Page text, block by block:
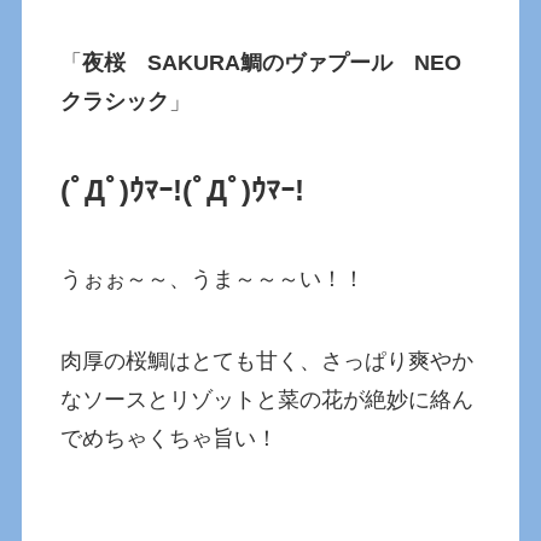
「夜桜 SAKURA鯛のヴァプール NEO
クラシック 」
(ﾟДﾟ)ｳﾏｰ!(ﾟДﾟ)ｳﾏｰ!
うぉぉ～～、うま～～～い！！
肉厚の桜鯛はとても甘く、さっぱり爽やか
なソースとリゾットと菜の花が絶妙に絡ん
でめちゃくちゃ旨い！